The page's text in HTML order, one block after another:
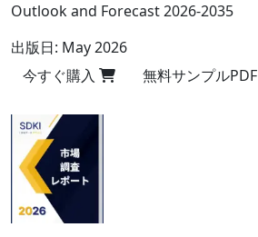
Outlook and Forecast 2026-2035
出版日: May 2026
今すぐ購入
無料サンプルPDF